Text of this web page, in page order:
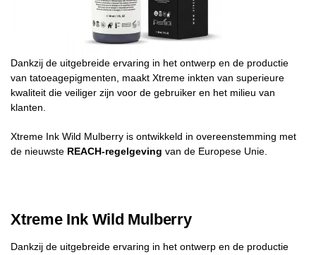
Dankzij de uitgebreide ervaring in het ontwerp en de productie
van tatoeagepigmenten, maakt Xtreme inkten van superieure
kwaliteit die veiliger zijn voor de gebruiker en het milieu van
klanten.
Xtreme Ink Wild Mulberry is ontwikkeld in overeenstemming met
de nieuwste REACH-regelgeving van de Europese Unie.
Xtreme Ink Wild Mulberry
Dankzij de uitgebreide ervaring in het ontwerp en de productie